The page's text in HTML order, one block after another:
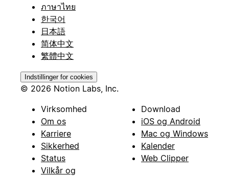
ภาษาไทย
한국어
日本語
简体中文
繁體中文
Indstillinger for cookies
© 2026 Notion Labs, Inc.
Virksomhed
Om os
Karriere
Sikkerhed
Status
Vilkår og
Download
iOS og Android
Mac og Windows
Kalender
Web Clipper